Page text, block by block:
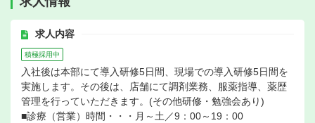
求人内容
積極採用中
入社後は本部にて導入研修5日間、現場での導入研修5日間を
実施します。その後は、店舗にて調剤業務、服薬指導、薬歴
管理を行っていただきます。(その他研修・勉強会あり)
■診療（営業）時間・・・月～土／9：00～19：00